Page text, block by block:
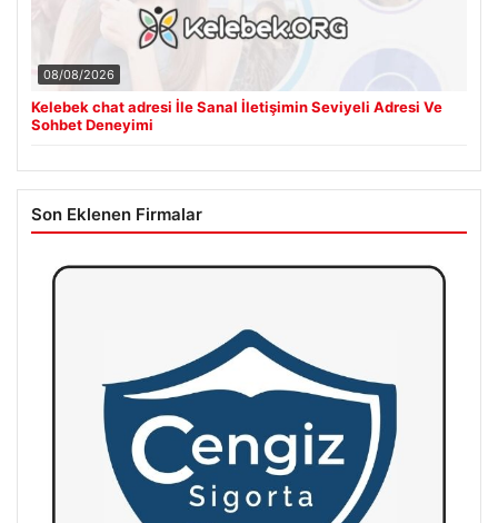
08/08/2026
Kelebek chat adresi İle Sanal İletişimin Seviyeli Adresi Ve
Sohbet Deneyimi
Son Eklenen Firmalar